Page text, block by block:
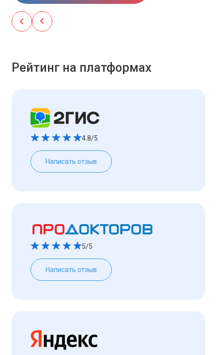
Рейтинг на платформах
4.8/5
Написать отзыв
5/5
Написать отзыв